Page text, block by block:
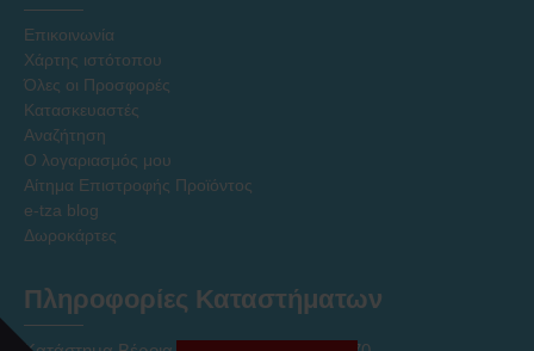
Επικοινωνία
Χάρτης ιστότοπου
Όλες οι Προσφορές
Κατασκευαστές
Αναζήτηση
Ο λογαριασμός μου
Αίτημα Επιστροφής Προϊόντος
e-tza blog
Δωροκάρτες
Πληροφορίες Καταστήματων